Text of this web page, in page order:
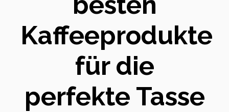
Kaffeeprodukte
für die
perfekte Tasse